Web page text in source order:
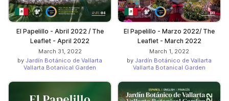
El Papelillo - Abril 2022 / The
Leaflet - April 2022
March 31, 2022
by Jardín Botánico de Vallarta
Vallarta Botanical Garden
El Papelillo - Marzo 2022/ The
Leaflet - March 2022
March 1, 2022
by Jardín Botánico de Vallarta
Vallarta Botanical Garden